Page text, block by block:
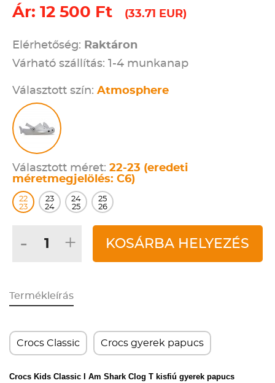
Ár: 12 500 Ft (33.71 EUR)
Elérhetőség: Raktáron
Várható szállítás: 1-4 munkanap
Választott szín: Atmosphere
Választott méret: 22-23 (eredeti
méretmegjelölés: C6)
22
23
23
24
24
25
25
26
- + KOSÁRBA HELYEZÉS
Termékleírás
Crocs Classic Crocs gyerek papucs
Crocs Kids Classic I Am Shark Clog T kisfiú gyerek papucs